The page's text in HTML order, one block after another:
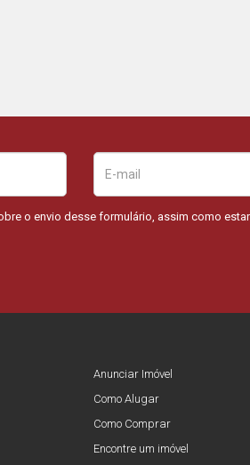
o envio desse formulário, assim como
Anunciar Imóvel
Como Alugar
Como Comprar
Encontre um imóvel